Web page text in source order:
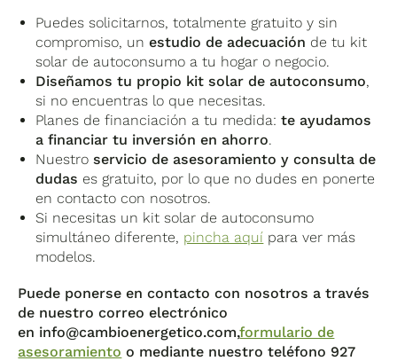
Puedes solicitarnos, totalmente gratuito y sin
compromiso, unestudio de adecuación de tu kit
solar de autoconsumo a tu hogar o negocio.
Diseñamos tu propio kit solar de autoconsumo,
si no encuentras lo que necesitas.
Planes de financiación a tu medida:te ayudamos
a financiar tu inversión en ahorro.
Nuestroservicio de asesoramiento y consulta de
dudas es gratuito, por lo que no dudes en ponerte
en contacto con nosotros.
Si necesitas un kit solar de autoconsumo
simultáneo diferente, pincha aquí para ver más
modelos.
Puede ponerse en contacto con nosotros a través
de nuestro correo electrónico
en info@cambioenergetico.com,formulario de
asesoramiento o mediante nuestro teléfono 927